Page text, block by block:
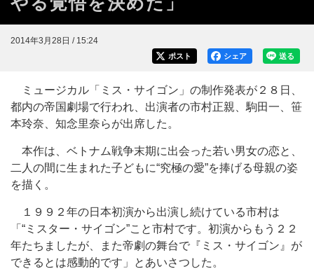
2014年3月28日 / 15:24
送る
シェア
ポスト
ミュージカル「ミス・サイゴン」の制作発表が２８日、
都内の帝国劇場で行われ、出演者の市村正親、駒田一、笹
本玲奈、知念里奈らが出席した。
本作は、ベトナム戦争末期に出会った若い男女の恋と、
二人の間に生まれた子どもに“究極の愛”を捧げる母親の姿
を描く。
１９９２年の日本初演から出演し続けている市村は
「“ミスター・サイゴン”こと市村です。初演からもう２２
年たちましたが、また帝劇の舞台で『ミス・サイゴン』が
できるとは感動的です」とあいさつした。